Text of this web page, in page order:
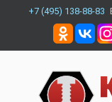
+7 (495) 138-88-83